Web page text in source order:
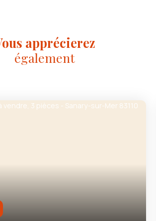
apprécierez
également